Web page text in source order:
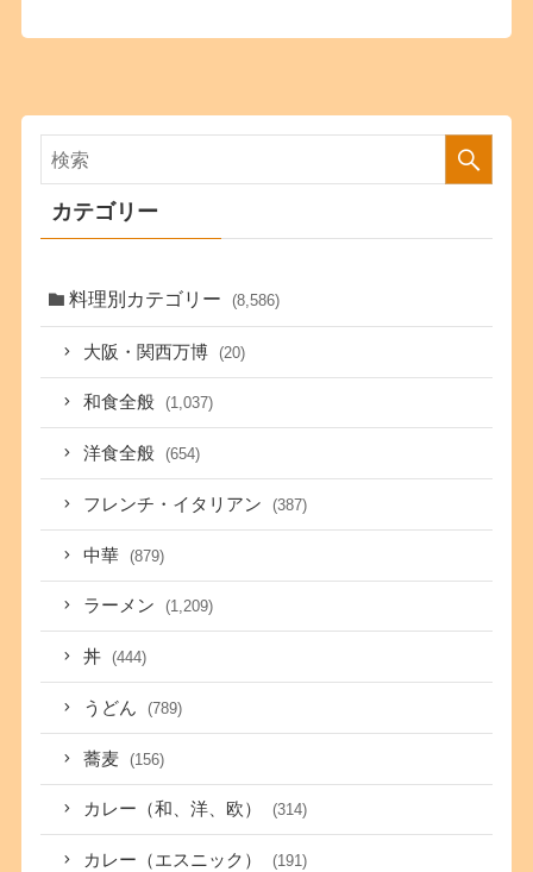
カテゴリー
料理別カテゴリー (8,586)
大阪・関西万博 (20)
和食全般 (1,037)
洋食全般 (654)
フレンチ・イタリアン (387)
中華 (879)
ラーメン (1,209)
丼 (444)
うどん (789)
蕎麦 (156)
カレー（和、洋、欧） (314)
カレー（エスニック） (191)